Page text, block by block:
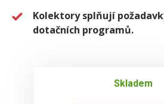
Kolektory splňují
dotačních programů.
Skladem